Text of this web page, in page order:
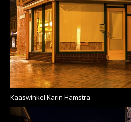
Kaaswinkel Karin Hamstra